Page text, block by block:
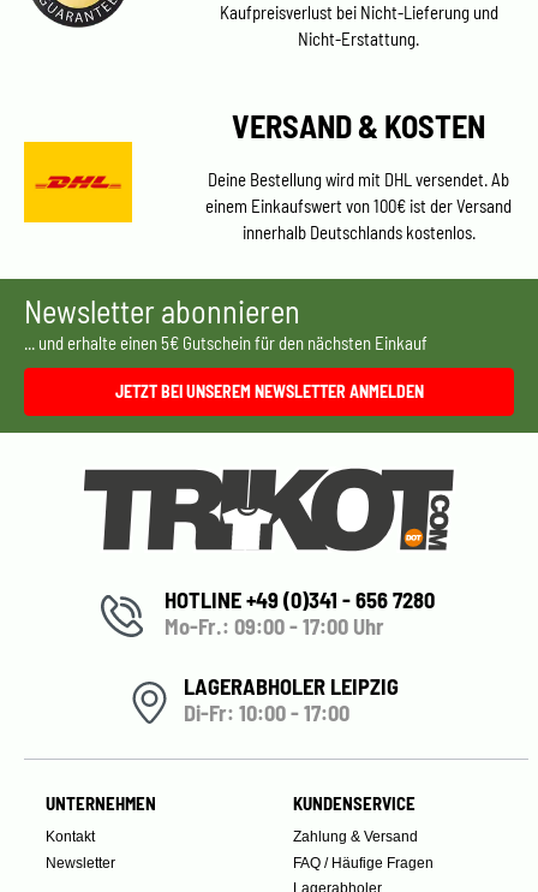
Kaufpreisverlust bei Nicht-Lieferung und
Nicht-Erstattung.
VERSAND & KOSTEN
Deine Bestellung wird mit DHL versendet. Ab
einem Einkaufswert von 100€ ist der Versand
innerhalb Deutschlands kostenlos.
Newsletter abonnieren
... und erhalte einen 5€ Gutschein für den nächsten Einkauf
JETZT BEI UNSEREM NEWSLETTER ANMELDEN
HOTLINE +49 (0)341 - 656 7280
Mo-Fr.: 09:00 - 17:00 Uhr
LAGERABHOLER LEIPZIG
Di-Fr: 10:00 - 17:00
UNTERNEHMEN
Kontakt
Newsletter
KUNDENSERVICE
Zahlung & Versand
FAQ / Häufige Fragen